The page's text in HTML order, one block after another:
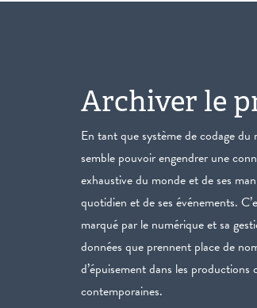
Archiver le
En tant que système de codage du
semble pouvoir engendrer une
exhaustive du monde et de ses
quotidien et de ses événements.
marqué par le numérique et sa
données que prennent place de
d’épuisement dans les productions
contemporaines.